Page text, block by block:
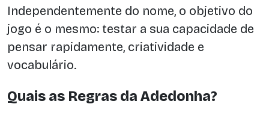
Independentemente do nome, o objetivo do
jogo é o mesmo: testar a sua capacidade de
pensar rapidamente, criatividade e
vocabulário.
Quais as Regras da Adedonha?